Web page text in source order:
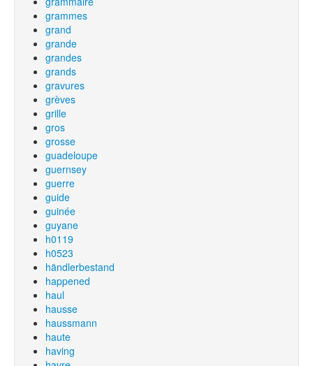
grammes
grand
grande
grandes
grands
gravures
grèves
grille
gros
grosse
guadeloupe
guernsey
guerre
guide
guinée
guyane
h0119
h0523
händlerbestand
happened
haul
hausse
haussmann
haute
having